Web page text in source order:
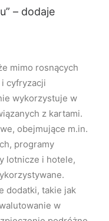
– dodaje
mimo rosnących
cyfryzacji
wykorzystuje w
z kartami.
obejmujące m.in.
programy
lotnicze i hotele,
dodatki, takie jak
w